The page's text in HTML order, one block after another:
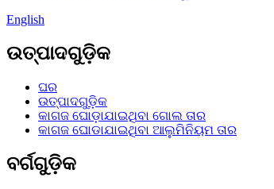
English
ଉତ୍ପାଦଗୁଡ଼ିକ
ଘର
ଉତ୍ପାଦଗୁଡ଼ିକ
କାଗଜ ଘୋଡ଼ାଯାଇଥିବା ଗୋଲ ତାର
କାଗଜ ଘୋଡାଯାଇଥିବା ଆଲୁମିନିୟମ ତାର
ବର୍ଗଗୁଡ଼ିକ